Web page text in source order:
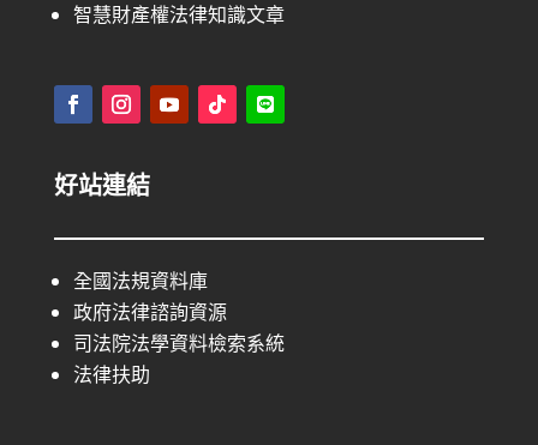
智慧財產權法律知識文章
好站連結
全國法規資料庫
政府法律諮詢資源
司法院法學資料檢索系統
法律扶助